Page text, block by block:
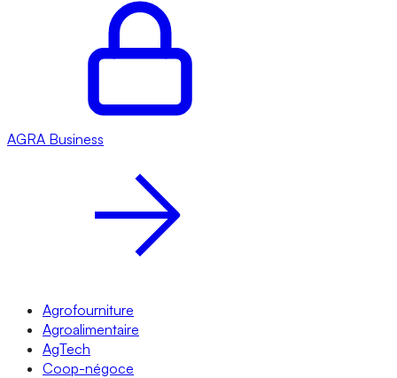
AGRA Business
Agrofourniture
Agroalimentaire
AgTech
Coop-négoce